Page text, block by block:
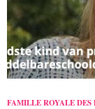
FAMILLE ROYALE DES